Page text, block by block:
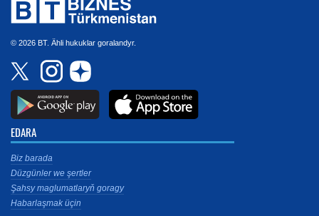
© 2026 BT. Ähli hukuklar goralandyr.
EDARA
Biz barada
Düzgünler we şertler
Şahsy maglumatlaryň goragy
Habarlaşmak üçin